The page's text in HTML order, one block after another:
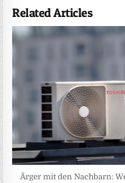
Related Articles
Ärger mit den Nachbarn: